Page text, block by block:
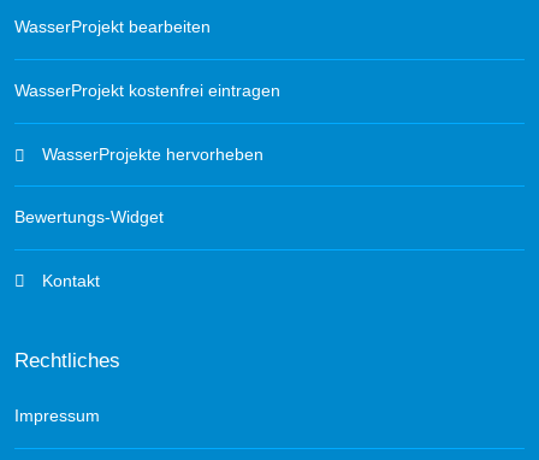
WasserProjekt bearbeiten
WasserProjekt kostenfrei eintragen
WasserProjekte hervorheben
Bewertungs-Widget
Kontakt
Rechtliches
Impressum